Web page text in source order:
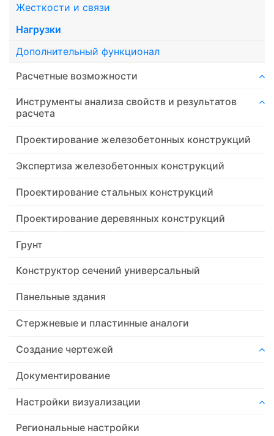
Жесткости и связи
Нагрузки
Дополнительный функционал
Расчетные возможности
Инструменты анализа свойств и результатов
расчета
Проектирование железобетонных конструкций
Экспертиза железобетонных конструкций
Проектирование стальных конструкций
Проектирование деревянных конструкций
Грунт
Конструктор сечений универсальный
Панельные здания
Стержневые и пластинные аналоги
Создание чертежей
Документирование
Настройки визуализации
Региональные настройки